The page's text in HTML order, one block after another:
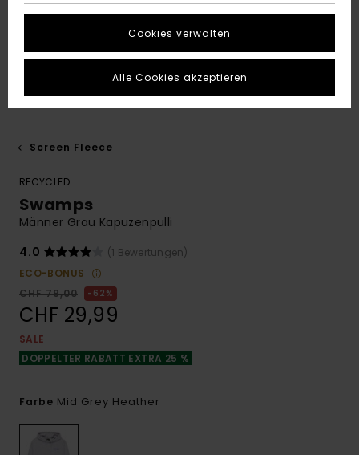
Screen Fleece
RECYCLED
Swamps
Männer Grau Kapuzenpulli
4.0
(1 Bewertungen)
ECO-BONUS
CHF 79,00
62%
CHF 29,99
SALE
DOPPELTER RABATT EXTRA 25 %
Farbe Mid Grey Heather
Cookies verwalten
Alle Cookies akzeptieren